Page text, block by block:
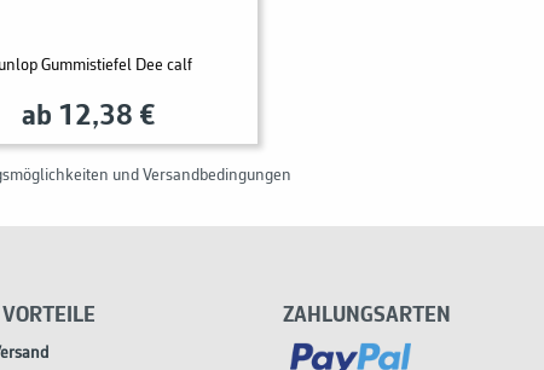
Gummistiefel Dee calf
ab 12,38 €
und Versandbedingungen
ZAHLUNGSARTEN